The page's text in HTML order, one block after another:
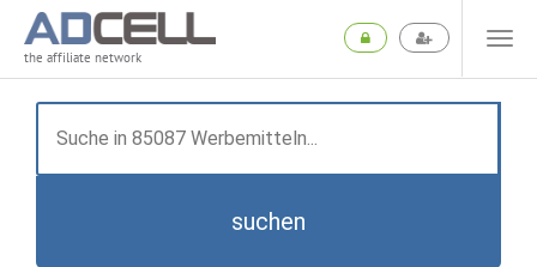
the affiliate network
suchen